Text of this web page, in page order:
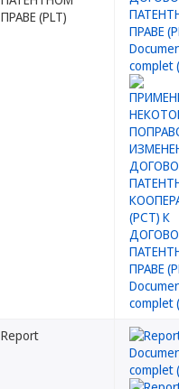
ПРАВЕ (PLT)
Report